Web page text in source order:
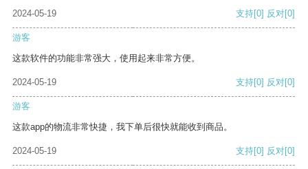
2024-05-19
支持[0] 反对[0]
游客
这款软件的功能非常强大，使用起来非常方便。
2024-05-19 支持[0] 反对[0]
游客
这款app的物流非常快捷，我下单后很快就能收到商品。
2024-05-19 支持[0] 反对[0]